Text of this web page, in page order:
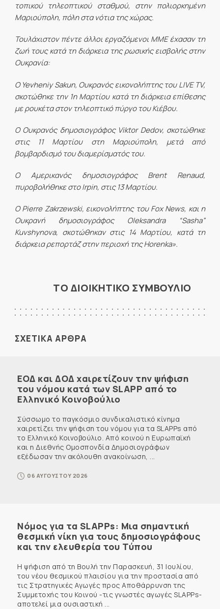
τοπικού τηλεοπτικού σταθμού, στην πολιορκημένη
Μαριούπολη, πόλη στα νότια της χώρας.
Τουλάχιστον πέντε άλλοι εργαζόμενοι ΜΜΕ έχασαν τη
ζωή τους κατά τη διάρκεια της ρωσικής εισβολής στην
Ουκρανία:
Ο Yevheniy Sakun, Ουκρανός εικονολήπτης του LIVE TV,
σκοτώθηκε την 1η Μαρτίου κατά τη διάρκεια επίθεσης
με ρουκέτα στον τηλεοπτικό πύργο του Κιέβου.
Ο Ουκρανός δημοσιογράφος Viktor Dedov, σκοτώθηκε
στις 11 Μαρτίου στη Μαριούπολη, μετά από
βομβαρδισμό του διαμερίσματός του.
Ο Αμερικανός δημοσιογράφος Brent Renaud,
πυροβολήθηκε στο Irpin, στις 13 Μαρτίου.
Ο Pierre Zakrzewski, εικονολήπτης του Fox News, και η
Ουκρανή δημοσιογράφος Oleksandra “Sasha”
Kuvshynova, σκοτώθηκαν στις 14 Μαρτίου, κατά τη
διάρκεια ρεπορτάζ στην περιοχή της Horenka».
ΤΟ ΔΙΟΙΚΗΤΙΚΟ ΣΥΜΒΟΥΛΙΟ
ΣΧΕΤΙΚΑ ΑΡΘΡΑ
ΕΟΔ και ΔΟΔ χαιρετίζουν την ψήφιση
του νόμου κατά των SLAPP από το
Ελληνικό Κοινοβούλιο
Σύσσωμο το παγκόσμιο συνδικαλιστικό κίνημα
χαιρετίζει την ψήφιση του νόμου για τα SLAPPs από
το Ελληνικό Κοινοβούλιο. Από κοινού η Ευρωπαϊκή
και η Διεθνής Ομοσπονδία Δημοσιογράφων
εξέδωσαν την ακόλουθη ανακοίνωση, ...
06 ΑΥΓΟΥΣΤΟΥ 2026
Νόμος για τα SLAPPs: Μια σημαντική
θεσμική νίκη για τους δημοσιογράφους
και την ελευθερία του Τύπου
Η ψήφιση από τη Βουλή την Παρασκευή, 31 Ιουλίου,
του νέου θεσμικού πλαισίου για την προστασία από
τις Στρατηγικές Αγωγές προς Αποθάρρυνση της
Συμμετοχής του Κοινού -τις γνωστές αγωγές SLAPPs-
αποτελεί μια ουσιαστική ...